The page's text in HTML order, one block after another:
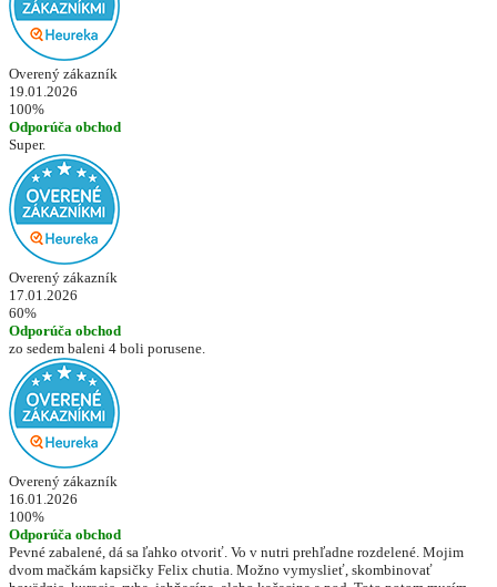
Overený zákazník
19.01.2026
100%
Odporúča obchod
Super.
Overený zákazník
17.01.2026
60%
Odporúča obchod
zo sedem baleni 4 boli porusene.
Overený zákazník
16.01.2026
100%
Odporúča obchod
Pevné zabalené, dá sa ľahko otvoriť. Vo v nutri prehľadne rozdelené. Mojim
dvom mačkám kapsičky Felix chutia. Možno vymyslieť, skombinovať